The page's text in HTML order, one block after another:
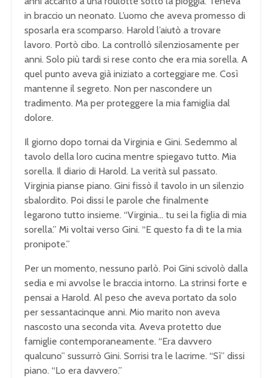
in braccio un neonato. L’uomo che aveva promesso di
sposarla era scomparso. Harold l’aiutò a trovare
lavoro. Portò cibo. La controllò silenziosamente per
anni. Solo più tardi si rese conto che era mia sorella. A
quel punto aveva già iniziato a corteggiare me. Così
mantenne il segreto. Non per nascondere un
tradimento. Ma per proteggere la mia famiglia dal
dolore.
Il giorno dopo tornai da Virginia e Gini. Sedemmo al
tavolo della loro cucina mentre spiegavo tutto. Mia
sorella. Il diario di Harold. La verità sul passato.
Virginia pianse piano. Gini fissò il tavolo in un silenzio
sbalordito. Poi dissi le parole che finalmente
legarono tutto insieme. “Virginia… tu sei la figlia di mia
sorella.” Mi voltai verso Gini. “E questo fa di te la mia
pronipote.”
Per un momento, nessuno parlò. Poi Gini scivolò dalla
sedia e mi avvolse le braccia intorno. La strinsi forte e
pensai a Harold. Al peso che aveva portato da solo
per sessantacinque anni. Mio marito non aveva
nascosto una seconda vita. Aveva protetto due
famiglie contemporaneamente. “Era davvero
qualcuno” sussurrò Gini. Sorrisi tra le lacrime. “Sì” dissi
piano. “Lo era davvero.”